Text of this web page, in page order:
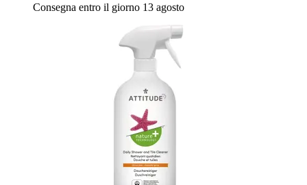
Consegna entro il giorno 13 agosto